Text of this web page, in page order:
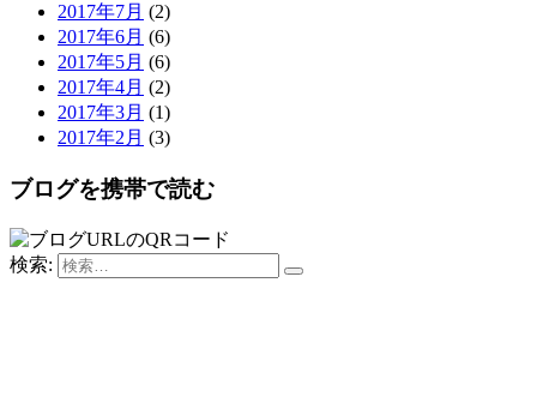
2017年7月 (2)
2017年6月 (6)
2017年5月 (6)
2017年4月 (2)
2017年3月 (1)
2017年2月 (3)
ブログを携帯で読む
検索: